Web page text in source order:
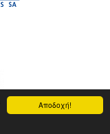
Αποδοχή!